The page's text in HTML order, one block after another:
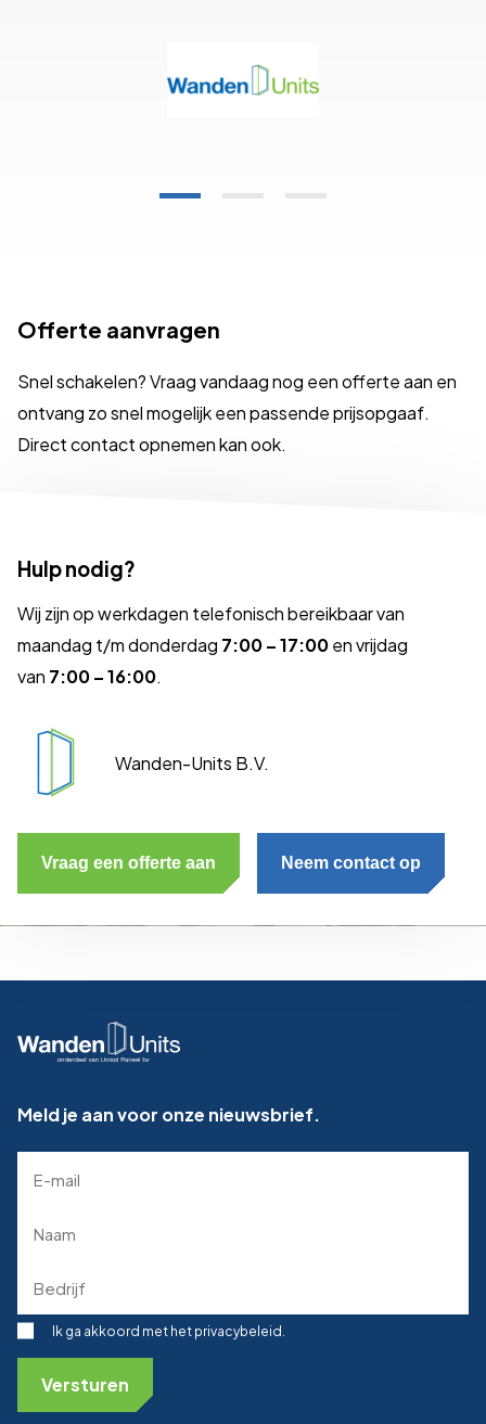
Offerte aanvragen
Snel schakelen? Vraag vandaag nog een offerte aan en
ontvang zo snel mogelijk een passende prijsopgaaf.
Direct contact opnemen kan ook.
Hulp nodig?
Wij zijn op werkdagen telefonisch bereikbaar van
maandag t/m donderdag 7:00 – 17:00en vrijdag
van 7:00 – 16:00.
Wanden-Units B.V.
Vraag een offerte aan Neem contact op
Meld je aan voor onze nieuwsbrief.
mailadres
(Required)
(Required)
Toestemming
Ik ga akkoord met het privacybeleid.